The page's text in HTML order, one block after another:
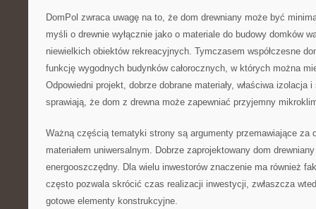
DomPol zwraca uwagę na to, że dom drewniany może być
myśli o drewnie wyłącznie jako o materiale do budowy domków
niewielkich obiektów rekreacyjnych. Tymczasem współczesne
funkcję wygodnych budynków całorocznych, w których można
Odpowiedni projekt, dobrze dobrane materiały, właściwa izolacja
sprawiają, że dom z drewna może zapewniać przyjemny
Ważną częścią tematyki strony są argumenty przemawiające za
materiałem uniwersalnym. Dobrze zaprojektowany dom
energooszczędny. Dla wielu inwestorów znaczenie ma również
często pozwala skrócić czas realizacji inwestycji, zwłaszcza
gotowe elementy konstrukcyjne.